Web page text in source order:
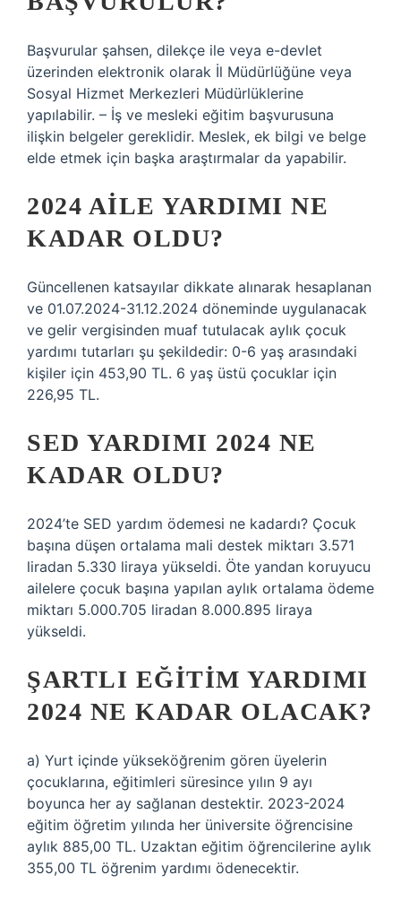
Başvurular şahsen, dilekçe ile veya e-devlet
üzerinden elektronik olarak İl Müdürlüğüne veya
Sosyal Hizmet Merkezleri Müdürlüklerine
yapılabilir. – İş ve mesleki eğitim başvurusuna
ilişkin belgeler gereklidir. Meslek, ek bilgi ve belge
elde etmek için başka araştırmalar da yapabilir.
2024 AILE YARDIMI NE
KADAR OLDU?
Güncellenen katsayılar dikkate alınarak hesaplanan
ve 01.07.2024-31.12.2024 döneminde uygulanacak
ve gelir vergisinden muaf tutulacak aylık çocuk
yardımı tutarları şu şekildedir: 0-6 yaş arasındaki
kişiler için 453,90 TL. 6 yaş üstü çocuklar için
226,95 TL.
SED YARDIMI 2024 NE
KADAR OLDU?
2024’te SED yardım ödemesi ne kadardı? Çocuk
başına düşen ortalama mali destek miktarı 3.571
liradan 5.330 liraya yükseldi. Öte yandan koruyucu
ailelere çocuk başına yapılan aylık ortalama ödeme
miktarı 5.000.705 liradan 8.000.895 liraya
yükseldi.
ŞARTLI EĞITIM YARDIMI
2024 NE KADAR OLACAK?
a) Yurt içinde yükseköğrenim gören üyelerin
çocuklarına, eğitimleri süresince yılın 9 ayı
boyunca her ay sağlanan destektir. 2023-2024
eğitim öğretim yılında her üniversite öğrencisine
aylık 885,00 TL. Uzaktan eğitim öğrencilerine aylık
355,00 TL öğrenim yardımı ödenecektir.